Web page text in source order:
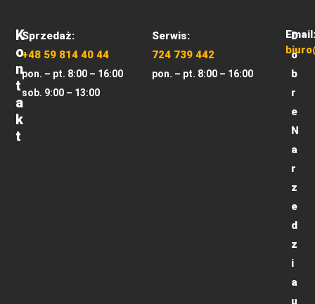
K
O
N
T
A
K
T
Sprzedaż:
+48 59 814 40 44
pon. – pt. 8:00 – 16:00
sob. 9:00 – 13:00
Serwis:
724 739 442
pon. – pt. 8:00 – 16:00
Email:
D
o
b
r
e
N
a
r
z
e
d
z
i
a